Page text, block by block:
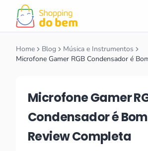
Home Blog
Música e Instrumentos
Microfone Gamer RGB Condensador é
Microfone Gamer
Condensador é
Review Completa